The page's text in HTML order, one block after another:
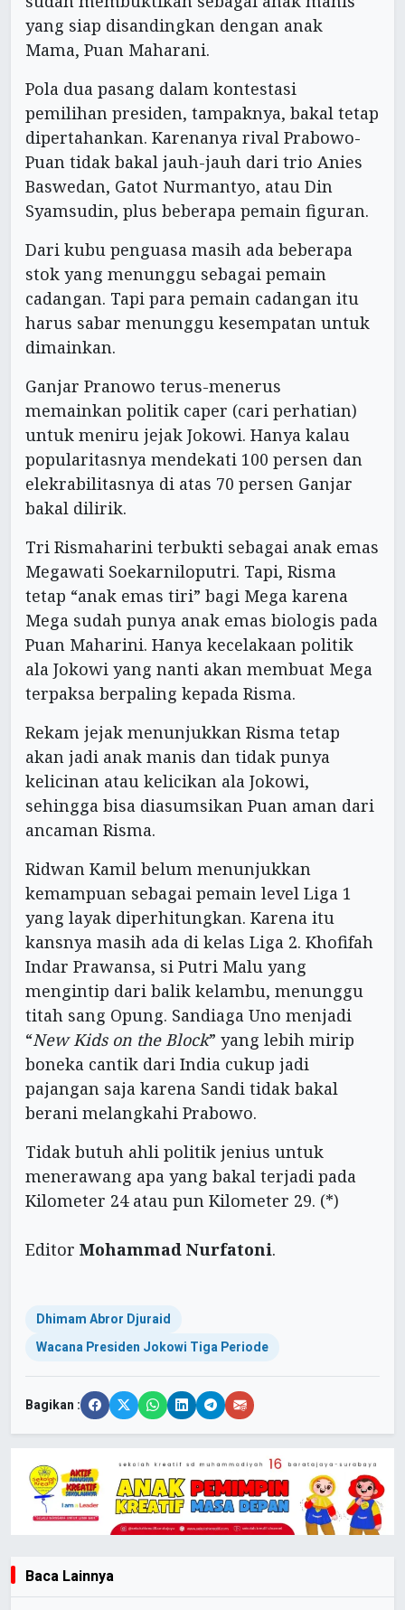
yang siap disandingkan dengan anak
Mama, Puan Maharani.
Pola dua pasang dalam kontestasi
pemilihan presiden, tampaknya, bakal tetap
dipertahankan. Karenanya rival Prabowo-
Puan tidak bakal jauh-jauh dari trio Anies
Baswedan, Gatot Nurmantyo, atau Din
Syamsudin, plus beberapa pemain figuran.
Dari kubu penguasa masih ada beberapa
stok yang menunggu sebagai pemain
cadangan. Tapi para pemain cadangan itu
harus sabar menunggu kesempatan untuk
dimainkan.
Ganjar Pranowo terus-menerus
memainkan politik caper (cari perhatian)
untuk meniru jejak Jokowi. Hanya kalau
popularitasnya mendekati 100 persen dan
elekrabilitasnya di atas 70 persen Ganjar
bakal dilirik.
Tri Rismaharini terbukti sebagai anak emas
Megawati Soekarniloputri. Tapi, Risma
tetap “anak emas tiri” bagi Mega karena
Mega sudah punya anak emas biologis pada
Puan Maharini. Hanya kecelakaan politik
ala Jokowi yang nanti akan membuat Mega
terpaksa berpaling kepada Risma.
Rekam jejak menunjukkan Risma tetap
akan jadi anak manis dan tidak punya
kelicinan atau kelicikan ala Jokowi,
sehingga bisa diasumsikan Puan aman dari
ancaman Risma.
Ridwan Kamil belum menunjukkan
kemampuan sebagai pemain level Liga 1
yang layak diperhitungkan. Karena itu
kansnya masih ada di kelas Liga 2. Khofifah
Indar Prawansa, si Putri Malu yang
mengintip dari balik kelambu, menunggu
titah sang Opung. Sandiaga Uno menjadi
“New Kids on the Block” yang lebih mirip
boneka cantik dari India cukup jadi
pajangan saja karena Sandi tidak bakal
berani melangkahi Prabowo.
Tidak butuh ahli politik jenius untuk
menerawang apa yang bakal terjadi pada
Kilometer 24 atau pun Kilometer 29. (*)
Editor Mohammad Nurfatoni.
Dhimam Abror Djuraid
Wacana Presiden Jokowi Tiga Periode
Bagikan :
Baca Lainnya